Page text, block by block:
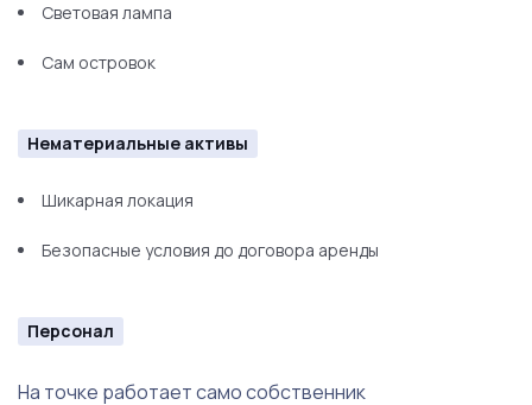
Световая лампа
Сам островок
Нематериальные активы
Шикарная локация
Безопасные условия до договора аренды
Персонал
На точке работает само собственник